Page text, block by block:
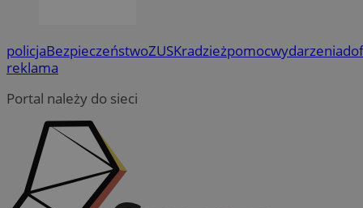
policjaBezpieczeństwoZUSKradzieżpomocwydarzenia
reklama
Portal należy do sieci